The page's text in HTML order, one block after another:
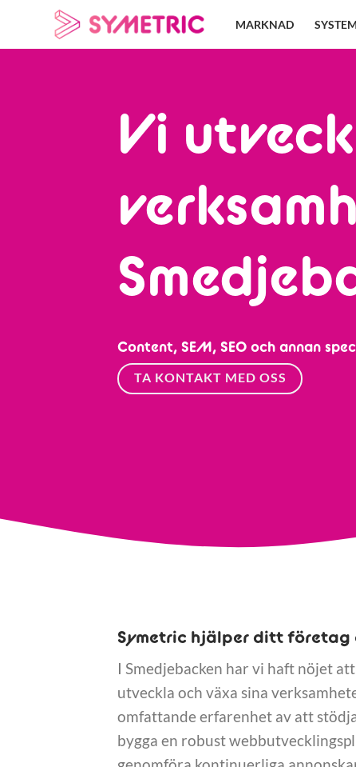
content
MARKNAD
Vi
Content, SEM, SEO och annan
TA KONTAKT MED OSS
Symetric hjälper ditt företag
I Smedjebacken har vi haft nöjet
utveckla och växa sina
omfattande erfarenhet av att
bygga en robust